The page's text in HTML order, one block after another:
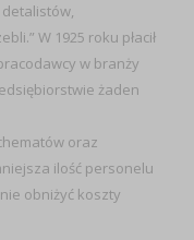
W 1925 roku płacił
w branży
żaden
oraz
ilość personelu
obniżyć koszty